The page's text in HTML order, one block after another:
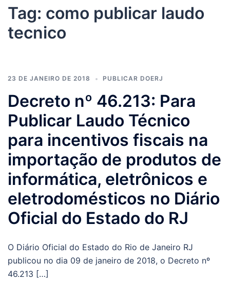
Tag: como publicar laudo
tecnico
23 DE JANEIRO DE 2018 PUBLICAR DOERJ
Decreto nº 46.213: Para
Publicar Laudo Técnico
para incentivos fiscais na
importação de produtos de
informática, eletrônicos e
eletrodomésticos no Diário
Oficial do Estado do RJ
O Diário Oficial do Estado do Rio de Janeiro RJ
publicou no dia 09 de janeiro de 2018, o Decreto nº
46.213 […]